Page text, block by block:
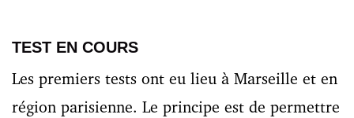
TEST EN COURS
Les premiers tests ont eu lieu à Marseille et en
région parisienne. Le principe est de permettre